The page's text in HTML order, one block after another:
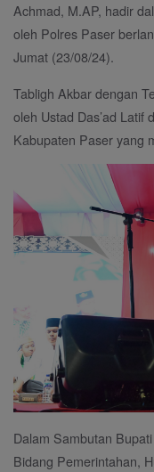
Achmad, M.AP, hadir
oleh Polres Paser
Jumat (23/08/24).
Tabligh Akbar dengan
oleh Ustad Das’ad Latif
Kabupaten Paser yang
Dalam Sambutan
Bidang Pemerintahan,